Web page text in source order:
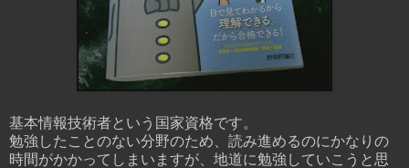
基本情報技術者という国家資格です。
勉強したことのない分野のため、読み進めるのにかなりの
時間がかかってしまいますが、地道に勉強していこうと思